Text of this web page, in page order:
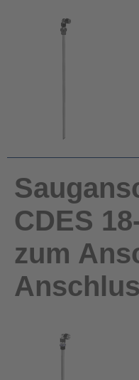
CDES
zum